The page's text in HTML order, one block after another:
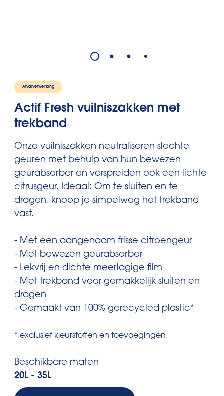
Afvalverwerking
Actif Fresh vuilniszakken met
trekband
Onze vuilniszakken neutraliseren slechte
geuren met behulp van hun bewezen
geurabsorber en verspreiden ook een lichte
citrusgeur. Ideaal: Om te sluiten en te
dragen, knoop je simpelweg het trekband
vast.
- Met een aangenaam frisse citroengeur
- Met bewezen geurabsorber
- Lekvrij en dichte meerlagige film
- Met trekband voor gemakkelijk sluiten en
dragen
- Gemaakt van 100% gerecycled plastic*
* exclusief kleurstoffen en toevoegingen
Beschikbare maten
20L - 35L